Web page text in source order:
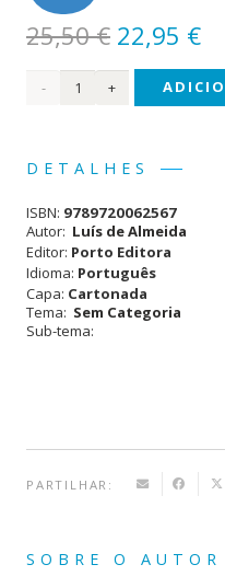
25,50€ O
preço
original
25,50 €.
22,95 €O
Quantidade
Hoje
•
Mozambique
Today
DETALHES
ISBN: 9789720062567
Autor: Luís de Almeida
Editor: Porto Editora
Idioma: Português
Capa: Cartonada
Tema: Sem Categoria
Sub-tema:
PARTILHAR:
SOBRE O AUTOR